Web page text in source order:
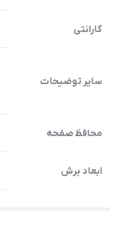
گارانتی
سایر توضیحات
محافظ صفحه
ابعاد برش